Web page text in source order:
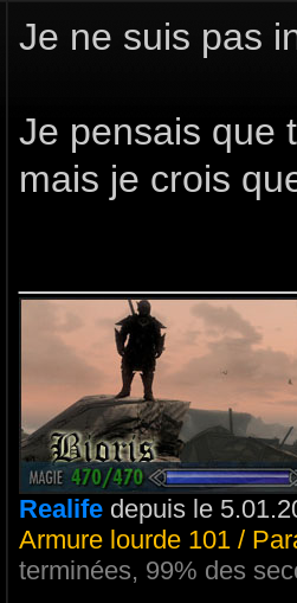
Je ne suis pas
Je pensais que
mais je crois
Realife depuis le
Armure lourde 101 /
terminées, 99% des